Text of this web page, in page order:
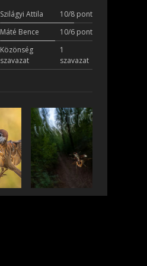
Szilágyi Attila
10/8 pont
Máté Bence
10/6 pont
Közönség
szavazat
1
szavazat